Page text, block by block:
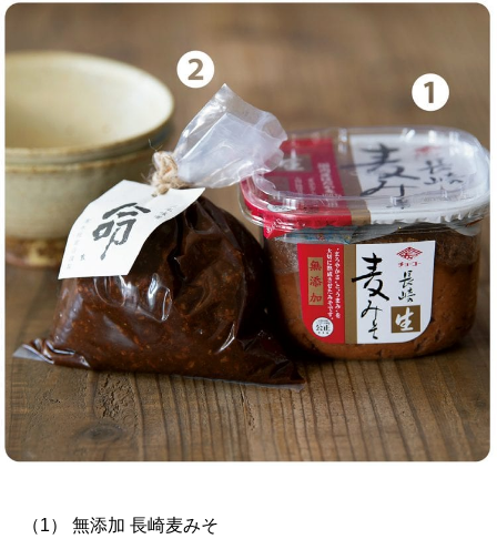
（1） 無添加 長崎麦みそ